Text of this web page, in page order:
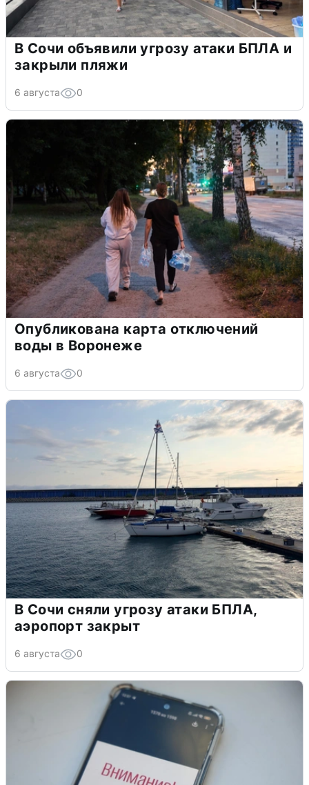
В Сочи объявили угрозу атаки БПЛА и
закрыли пляжи
6 августа 0
Опубликована карта отключений
воды в Воронеже
6 августа 0
В Сочи сняли угрозу атаки БПЛА,
аэропорт закрыт
6 августа 0